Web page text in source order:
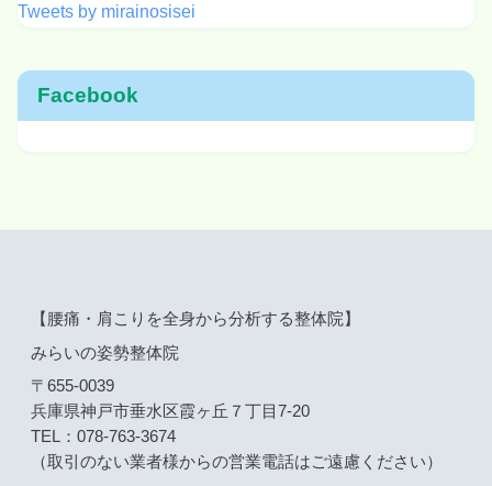
Tweets by mirainosisei
Facebook
【腰痛・肩こりを全身から分析する整体院】
みらいの姿勢整体院
〒655-0039
兵庫県神戸市垂水区霞ヶ丘７丁目7-20
TEL：078-763-3674
（取引のない業者様からの営業電話はご遠慮ください）